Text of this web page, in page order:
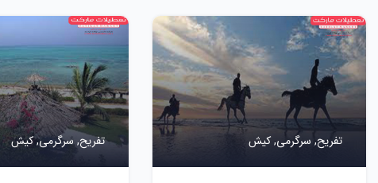
تفریح, سرگرمی,کیش تفریح,سرگرمی,کیش